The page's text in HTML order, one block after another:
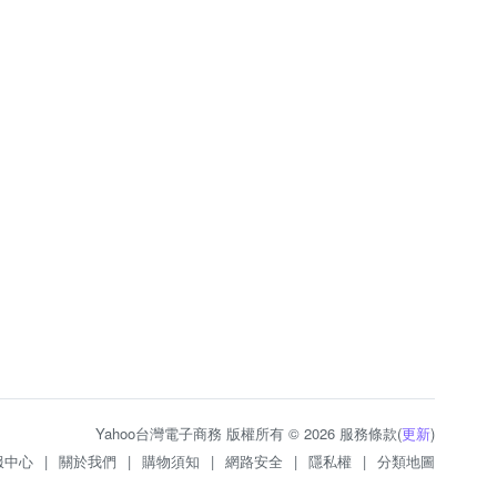
Yahoo台灣電子商務 版權所有 © 2026 服務條款(更新)
中心 | 關於我們 | 購物須知 | 網路安全 | 隱私權 | 分類地圖